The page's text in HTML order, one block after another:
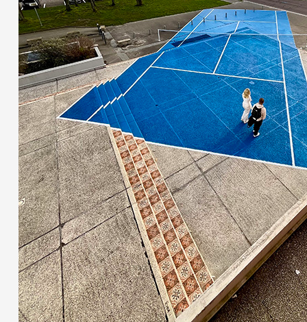
Documentation
Visites d'ateliers
Production vidéo
Formation
Événements
1% œuvres dans
public